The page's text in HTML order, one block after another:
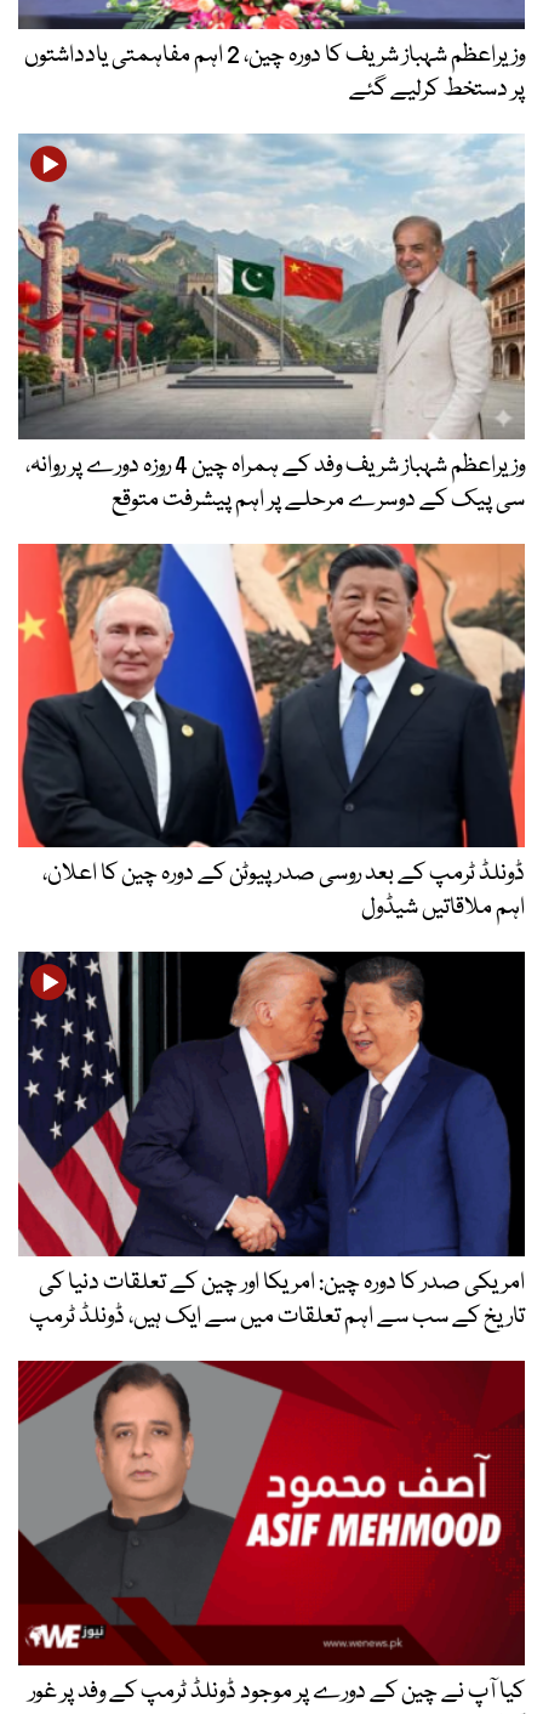
وزیراعظم شہباز شریف کا دورہ چین، 2 اہم مفاہمتی یادداشتوں
پر دستخط کرلیے گئے
وزیراعظم شہباز شریف وفد کے ہمراہ چین 4 روزہ دورے پر روانہ،
سی پیک کے دوسرے مرحلے پر اہم پیشرفت متوقع
ڈونلڈ ٹرمپ کے بعد روسی صدر پیوٹن کے دورہ چین کا اعلان،
اہم ملاقاتیں شیڈول
امریکی صدر کا دورہ چین: امریکا اور چین کے تعلقات دنیا کی
تاریخ کے سب سے اہم تعلقات میں سے ایک ہیں، ڈونلڈ ٹرمپ
کیا آپ نے چین کے دورے پر موجود ڈونلڈ ٹرمپ کے وفد پر غور